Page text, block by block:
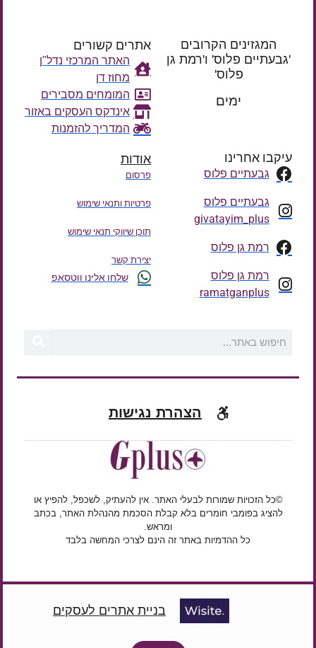
המגזינים הקרובים
'גבעתיים פלוס' ו'רמת גן
פלוס'
ימים
אתרים קשורים
האתר המרכזי נדל"ן
מחוז דן
המומחים מסבירים
אינדקס העסקים באזור
המדריך להזמנות
עיקבו אחרינו
גבעתיים פלוס
גבעתיים פלוס
givatayim_plus
רמת גן פלוס
רמת גן פלוס
ramatganplus
אודות
פרסום
פרטיות ותנאי שימוש
תוכן שיווקי תנאי שימוש
יצירת קשר
שלחו אלינו ווטסאפ
הצהרת נגישות
©כל הזכויות שמורות לבעלי האתר. אין להעתיק, לשכפל, להפיץ או
להציג בפומבי חומרים בלא קבלת הסכמת מהנהלת האתר, בכתב
ומראש.
כל ההדמיות באתר זה הינם לצרכי המחשה בלבד
בניית אתרים לעסקים